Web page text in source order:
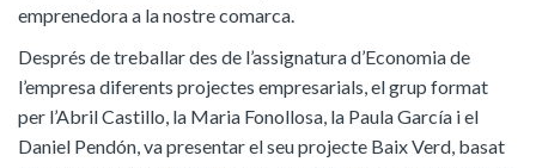
emprenedora a la nostre comarca.
Després de treballar des de l’assignatura d’Economia de
l’empresa diferents projectes empresarials, el grup format
per l’Abril Castillo, la Maria Fonollosa, la Paula García i el
Daniel Pendón, va presentar el seu projecte Baix Verd, basat